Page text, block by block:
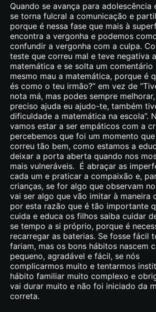
Quando se avança para adolescência
se torna fulcral a comunicação e
porque é nessa fase que mais à
encontra a vergonha e podemos
confundir a vergonha com a culpa.
teste que correu mal e teve negativa a
matemática e se solta um comentário
mesmo mau a matemática, porque é
és como o teu irmão?” em vez de
nota má, mas podes sempre
preciso ajuda eu ajudo-te, também
dificuldade a matemática na escola”.
vamos estar a ser empáticos com a
percebemos que foi um momento
correu tão bem, como estamos a
deixar a porta aberta quando nos
mais vulneráveis. É abraçar as
cada um e praticar a compaixão e,
crianças, se for algo que observam
vai ser algo que vão imitar à maneira
por esta razão que é tão importante
cuida e educa os filhos saiba cuidar
se tempo a si próprio, porque é
recarregar as baterias. Se fosse fácil
fariam, mas os bons hábitos nascem
pequeno, agradável e fácil, se nós
complicarmos muito e tentarmos
hábito familiar muito complexo e
vai durar muito e não foi iniciado da
correta.